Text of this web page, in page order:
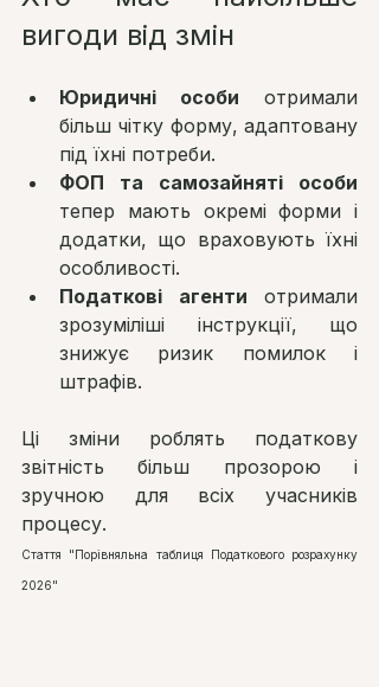
вигоди від змін
Юридичні особи отримали
більш чітку форму, адаптовану
під їхні потреби.
ФОП та самозайняті особи
тепер мають окремі форми і
додатки, що враховують їхні
особливості.
Податкові агенти отримали
зрозуміліші інструкції, що
знижує ризик помилок і
штрафів.
Ці зміни роблять податкову
звітність більш прозорою і
зручною для всіх учасників
процесу.
Стаття "Порівняльна таблиця Податкового розрахунку
2026"